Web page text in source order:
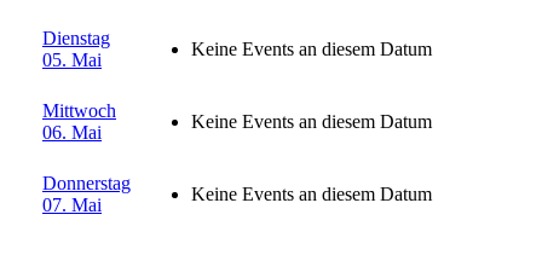
Dienstag
05. Mai
Keine Events an diesem Datum
Mittwoch
06. Mai
Keine Events an diesem Datum
Donnerstag
07. Mai
Keine Events an diesem Datum